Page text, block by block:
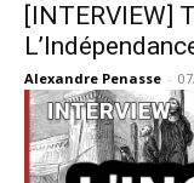
[INTERVIEW]
Alexandre Penasse -